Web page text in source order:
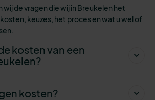
de vragen die wij in Breukelen het
keuzes, het proces en wat u wel of
kosten van een
kosten?